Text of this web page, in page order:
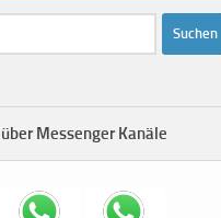
Messenger Kanäle